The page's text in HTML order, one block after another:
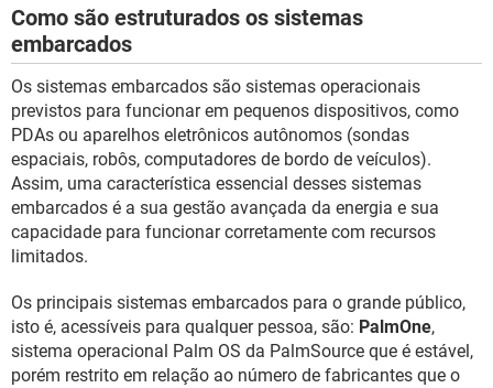
Como são estruturados os sistemas
embarcados
Os sistemas embarcados são sistemas operacionais
previstos para funcionar em pequenos dispositivos, como
PDAs ou aparelhos eletrônicos autônomos (sondas
espaciais, robôs, computadores de bordo de veículos).
Assim, uma característica essencial desses sistemas
embarcados é a sua gestão avançada da energia e sua
capacidade para funcionar corretamente com recursos
limitados.
Os principais sistemas embarcados para o grande público,
isto é, acessíveis para qualquer pessoa, são: PalmOne,
sistema operacional Palm OS da PalmSource que é estável,
porém restrito em relação ao número de fabricantes que o